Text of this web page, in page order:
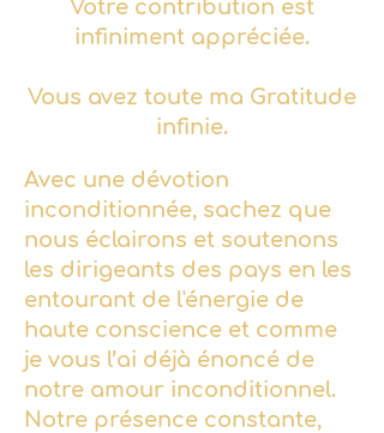
Votre contribution est
infiniment appréciée.
Vous avez toute ma Gratitude
infinie.
Avec une dévotion
inconditionnée, sachez que
nous éclairons et soutenons
les dirigeants des pays en les
entourant de l'énergie de
haute conscience et comme
je vous l’ai déjà énoncé de
notre amour inconditionnel.
Notre présence constante,